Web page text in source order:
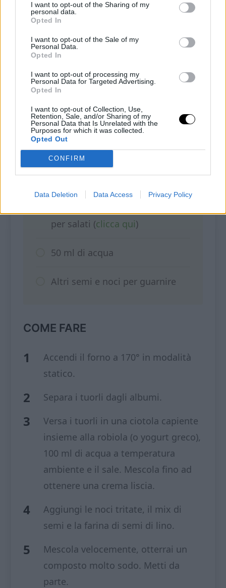
I want to opt-out of the Sharing of my
personal data.
Opted In
I want to opt-out of the Sale of my
Personal Data.
Opted In
I want to opt-out of processing my
Personal Data for Targeted Advertising.
Opted In
I want to opt-out of Collection, Use,
Retention, Sale, and/or Sharing of my
Personal Data that Is Unrelated with the
Purposes for which it was collected.
Opted Out
CONFIRM
Data Deletion Data Access Privacy Policy
qui)
½ cucchiaino di sale
50 g di noci tritate
grossolanamente
150 g di robiola
– oppure yogurt greco
per salati (clicca qui)
50 ml di acqua
Altri semi e noci per guarnire
COME FARE
Accendi il forno a 170° in modalità
statico.
Separa i tuorli dagli albumi.
Versa i tuorli in una ciotola capiente
insieme alla robiola (o yogurt greco),
100 ml di acqua a temperatura
ambiente e il sale. Mescola fino ad
ottenere una crema liscia.
Aggiungi le noci tritate, il mix di
semi e la farina di semi di lino.
Mescola velocemente, otterrai un
composto molto sodo. Metti da
parte.